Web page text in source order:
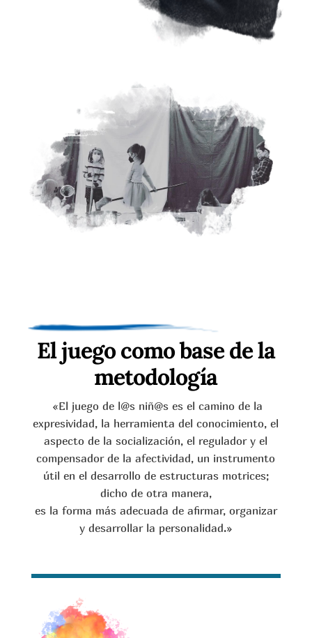
El juego como base de la
metodología
«El juego de l@s niñ@s es el camino de la
expresividad, la herramienta del conocimiento, el
aspecto de la socialización, el regulador y el
compensador de la afectividad, un instrumento
útil en el desarrollo de estructuras motrices;
dicho de otra manera,
es la forma más adecuada de afirmar, organizar
y desarrollar la personalidad.»